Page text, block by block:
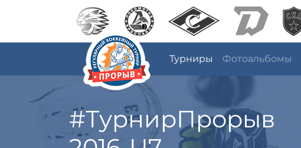
Турниры Фотоальбомы
#ТурнирПрорыв